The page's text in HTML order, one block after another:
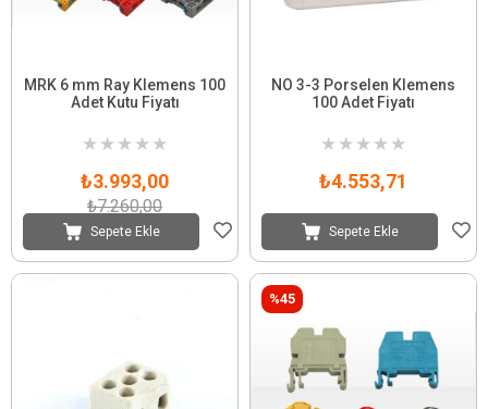
MRK 6 mm Ray Klemens 100
Adet Kutu Fiyatı
★ ★ ★ ★ ★
₺3.993,00
₺7.260,00
Sepete Ekle
NO 3-3 Porselen Klemens
100 Adet Fiyatı
★ ★ ★ ★ ★
₺4.553,71
Sepete Ekle
%45